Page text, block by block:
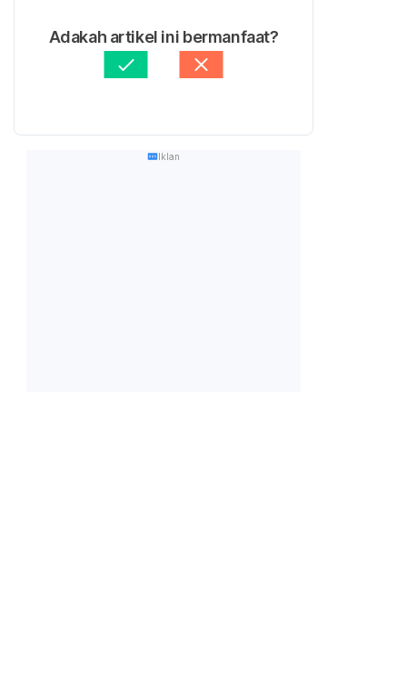
Adakah artikel ini bermanfaat?
Iklan